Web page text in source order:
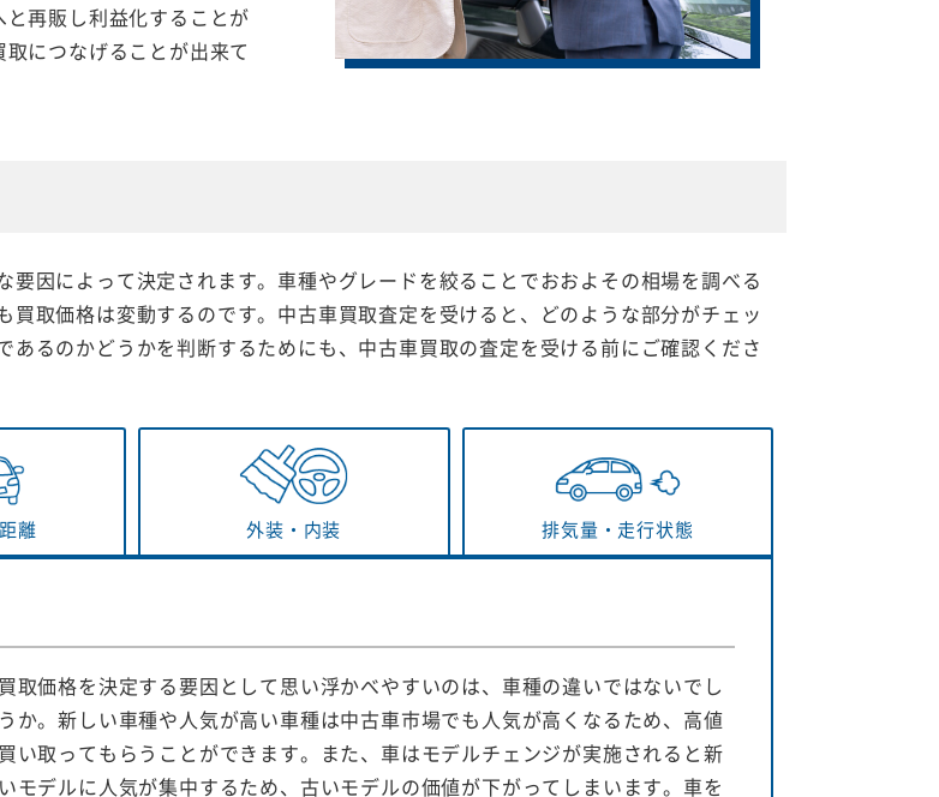
再販し利益化することが
につなげることが出来て
因によって決定されます。車種やグレードを絞ることでおおよその相場を調べる
取価格は変動するのです。中古車買取査定を受けると、どのような部分がチェッ
るのかどうかを判断するためにも、中古車買取の査定を受ける前にご確認くださ
離 外装・ 内装 排気量・ 走行状態
取価格を決定する要因として思い浮かべやすいのは、車種の違いではないでし
か。新しい車種や人気が高い車種は中古車市場でも人気が高くなるため、高値
い取ってもらうことができます。また、車はモデルチェンジが実施されると新
モデルに人気が集中するため、古いモデルの価値が下がってしまいます。車を